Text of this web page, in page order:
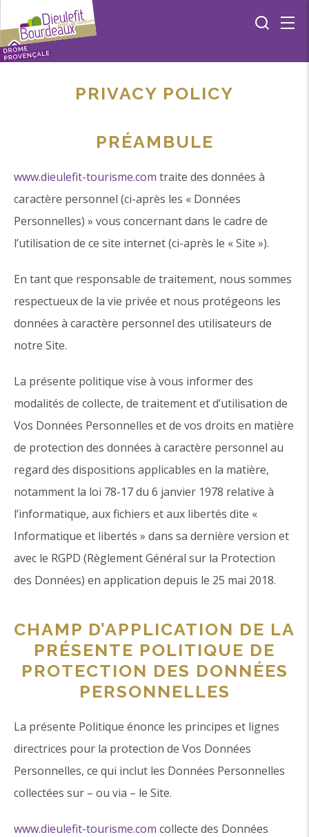
PRIVACY POLICY
PRÉAMBULE
www.dieulefit-tourisme.com traite des données à
caractère personnel (ci-après les « Données
Personnelles) » vous concernant dans le cadre de
l’utilisation de ce site internet (ci-après le « Site »).
En tant que responsable de traitement, nous sommes
respectueux de la vie privée et nous protégeons les
données à caractère personnel des utilisateurs de
notre Site.
La présente politique vise à vous informer des
modalités de collecte, de traitement et d’utilisation de
Vos Données Personnelles et de vos droits en matière
de protection des données à caractère personnel au
regard des dispositions applicables en la matière,
notamment la loi 78-17 du 6 janvier 1978 relative à
l’informatique, aux fichiers et aux libertés dite «
Informatique et libertés » dans sa dernière version et
avec le RGPD (Règlement Général sur la Protection
des Données) en application depuis le 25 mai 2018.
CHAMP D’APPLICATION DE LA
PRÉSENTE POLITIQUE DE
PROTECTION DES DONNÉES
PERSONNELLES
La présente Politique énonce les principes et lignes
directrices pour la protection de Vos Données
Personnelles, ce qui inclut les Données Personnelles
collectées sur – ou via – le Site.
www.dieulefit-tourisme.com collecte des Données